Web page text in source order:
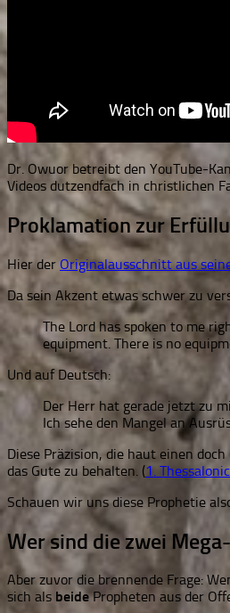
Dr. Owuor betreibt den YouTube-
Videos dutzendfach in christlichen
Proklamation zur
Hier der Originalausschnitt aus
Da sein Akzent etwas schwer zu
The Lord has spoken to me
equipment. There is no
Und auf Deutsch:
Der Herr hat gerade jetzt zu
Ich sehe den Mangel an
Diese Präzision, die haut einen
das Gute zu behalten. (1.
Schauen wir uns diese Prophetie
Wer sind die zwei
Aber zuvor die brennende Frage:
sich als beidePropheten aus der